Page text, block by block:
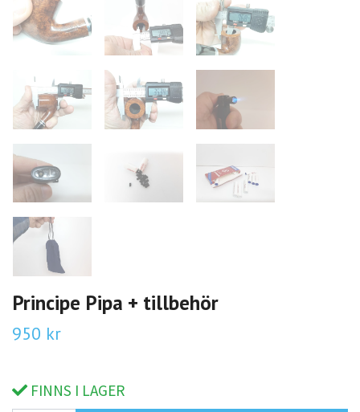
Principe Pipa + tillbehör
950 kr
FINNS I LAGER